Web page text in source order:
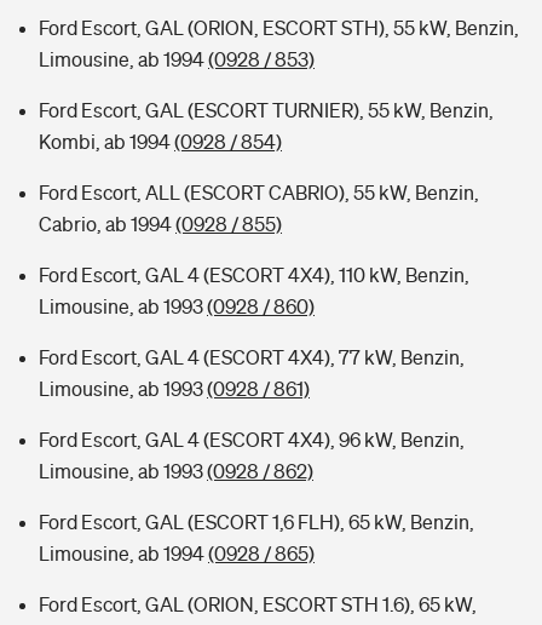
Ford Escort, GAL (ORION, ESCORT STH), 55 kW, Benzin,
Limousine, ab 1994(0928 / 853)
Ford Escort, GAL (ESCORT TURNIER), 55 kW, Benzin,
Kombi, ab 1994(0928 / 854)
Ford Escort, ALL (ESCORT CABRIO), 55 kW, Benzin,
Cabrio, ab 1994(0928 / 855)
Ford Escort, GAL 4 (ESCORT 4X4), 110 kW, Benzin,
Limousine, ab 1993(0928 / 860)
Ford Escort, GAL 4 (ESCORT 4X4), 77 kW, Benzin,
Limousine, ab 1993(0928 / 861)
Ford Escort, GAL 4 (ESCORT 4X4), 96 kW, Benzin,
Limousine, ab 1993(0928 / 862)
Ford Escort, GAL (ESCORT 1,6 FLH), 65 kW, Benzin,
Limousine, ab 1994(0928 / 865)
Ford Escort, GAL (ORION, ESCORT STH 1.6), 65 kW,